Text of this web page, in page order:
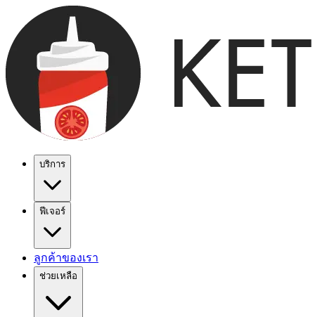
บริการ
ฟีเจอร์
ลูกค้าของเรา
ช่วยเหลือ